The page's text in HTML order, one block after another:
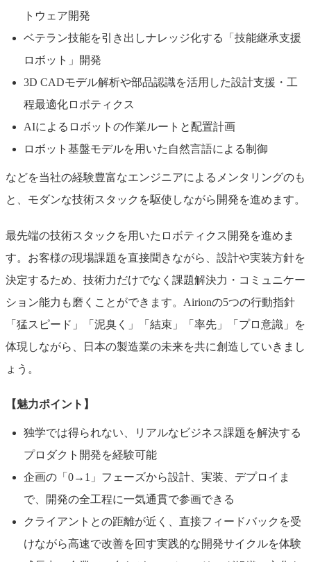
トウェア開発
ベテラン技能を引き出しナレッジ化する「技能継承支援
ロボット」開発
3D CADモデル解析や部品認識を活用した設計支援・工
程最適化ロボティクス
AIによるロボットの作業ルートと配置計画
ロボット基盤モデルを用いた自然言語による制御
などを当社の経験豊富なエンジニアによるメンタリングのも
と、モダンな技術スタックを駆使しながら開発を進めます。
最先端の技術スタックを用いたロボティクス開発を進めま
す。お客様の現場課題を直接聞きながら、設計や実装方針を
決定するため、技術力だけでなく課題解決力・コミュニケー
ション能力も磨くことができます。Airionの5つの行動指針
「猛スピード」「泥臭く」「結束」「率先」「プロ意識」を
体現しながら、日本の製造業の未来を共に創造していきまし
ょう。
【魅力ポイント】
独学では得られない、リアルなビジネス課題を解決する
プロダクト開発を経験可能
企画の「0→1」フェーズから設計、実装、デプロイま
で、開発の全工程に一気通貫で参画できる
クライアントとの距離が近く、直接フィードバックを受
けながら高速で改善を回す実践的な開発サイクルを体験